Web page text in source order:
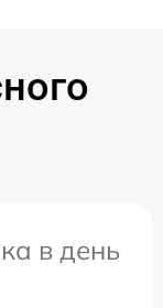
в день